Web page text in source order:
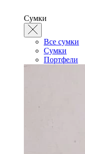
Сумки
Все сумки
Сумки
Портфели